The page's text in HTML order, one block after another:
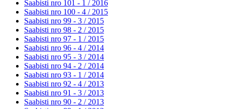
Saabisti nro 101 - 1 / 2016
Saabisti nro 100 - 4 / 2015
Saabisti nro 99 - 3 / 2015
Saabisti nro 98 - 2 / 2015
Saabisti nro 97 - 1 / 2015
Saabisti nro 96 - 4 / 2014
Saabisti nro 95 - 3 / 2014
Saabisti nro 94 - 2 / 2014
Saabisti nro 93 - 1 / 2014
Saabisti nro 92 - 4 / 2013
Saabisti nro 91 - 3 / 2013
Saabisti nro 90 - 2 / 2013